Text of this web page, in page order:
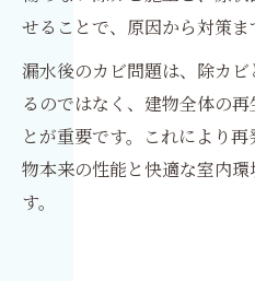
せることで、原因から対策ま
漏水後のカビ問題は、除カ
るのではなく、建物全体の
とが重要です。これにより
物本来の性能と快適な室内
す。